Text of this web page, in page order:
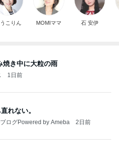
こりん MOMIママ 石 安伊
焼き中に大粒の雨
1日前
れない。
ログPowered by Ameba 2日前